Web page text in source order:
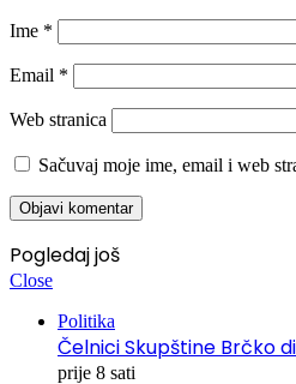
Ime *
Email *
Web stranica
Sačuvaj moje ime, email i web
Pogledaj još
Close
Politika
Čelnici Skupštine Brčko
prije 8 sati